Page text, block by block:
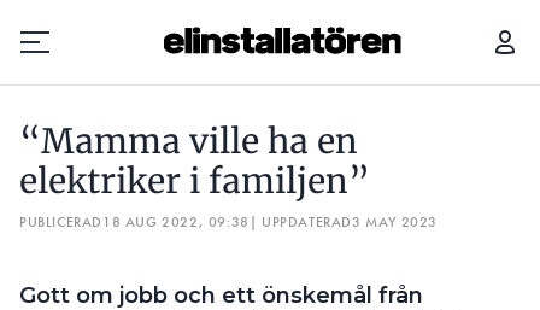
Prenumerera
Hantera prenumeration
Lediga jobb
“Mamma ville ha en
elektriker i familjen”
PUBLICERAD 18 AUG 2022, 09:38 | UPPDATERAD3 MAY 2023
Gott om jobb och ett önskemål från
“MAMMA VILLE HA EN ELEKTRIKER I FAMILJEN”